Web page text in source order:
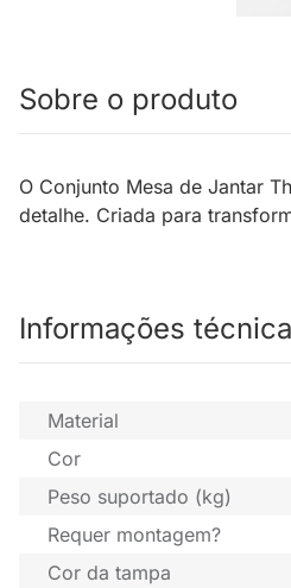
Sobre o produto
O Conjunto Mesa de Jantar
detalhe. Criada para
Informações
Material
Cor
Peso suportado (kg)
Requer montagem?
Cor da tampa